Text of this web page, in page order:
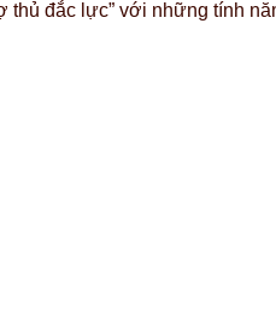
thủ đắc lực” với những tính